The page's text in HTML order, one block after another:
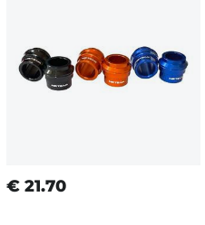
€ 21.70